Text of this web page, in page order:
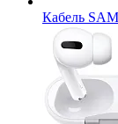
Кабель